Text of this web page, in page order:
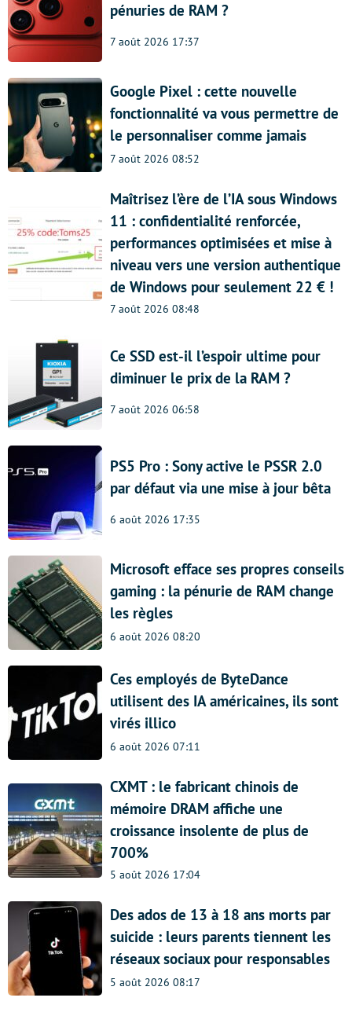
pénuries de RAM ?
7 août 2026 17:37
Google Pixel : cette nouvelle
fonctionnalité va vous permettre de
le personnaliser comme jamais
7 août 2026 08:52
Maîtrisez l’ère de l’IA sous Windows
11 : confidentialité renforcée,
performances optimisées et mise à
niveau vers une version authentique
de Windows pour seulement 22 € !
7 août 2026 08:48
Ce SSD est-il l’espoir ultime pour
diminuer le prix de la RAM ?
7 août 2026 06:58
PS5 Pro : Sony active le PSSR 2.0
par défaut via une mise à jour bêta
6 août 2026 17:35
Microsoft efface ses propres conseils
gaming : la pénurie de RAM change
les règles
6 août 2026 08:20
Ces employés de ByteDance
utilisent des IA américaines, ils sont
virés illico
6 août 2026 07:11
CXMT : le fabricant chinois de
mémoire DRAM affiche une
croissance insolente de plus de
700%
5 août 2026 17:04
Des ados de 13 à 18 ans morts par
suicide : leurs parents tiennent les
réseaux sociaux pour responsables
5 août 2026 08:17